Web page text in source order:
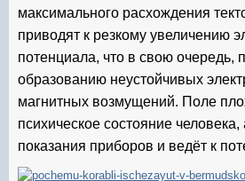
максимального расхождения
приводят к резкому увеличению
потенциала, что в свою очередь,
образованию неустойчивых
магнитных возмущений. Поле
психическое состояние
показания приборов и ведёт к